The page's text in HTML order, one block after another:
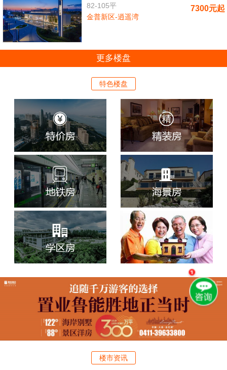
82-105平
金普新区-逍遥湾
7300元起
更多楼盘
特色楼盘
楼市资讯